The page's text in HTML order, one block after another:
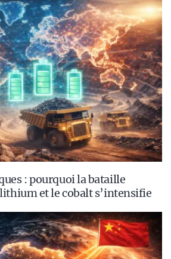
: pourquoi la bataille
et le cobalt s’intensifie